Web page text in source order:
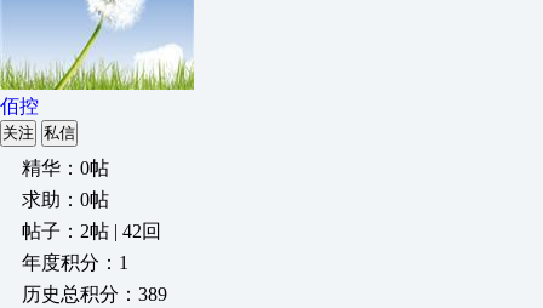
佰控
关注 私信
精华：0帖
求助：0帖
帖子：2帖 | 42回
年度积分：1
历史总积分：389